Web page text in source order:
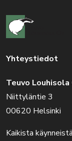
Yhteystiedot
Teuvo Louhisola
Niittyläntie 3
00620 Helsinki
Kaikista